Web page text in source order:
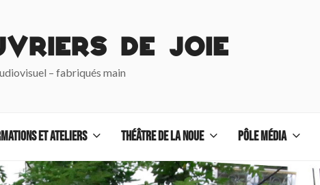
de Joie
– fabriqués main
et ateliers Théâtre de La Noue Pôle Média